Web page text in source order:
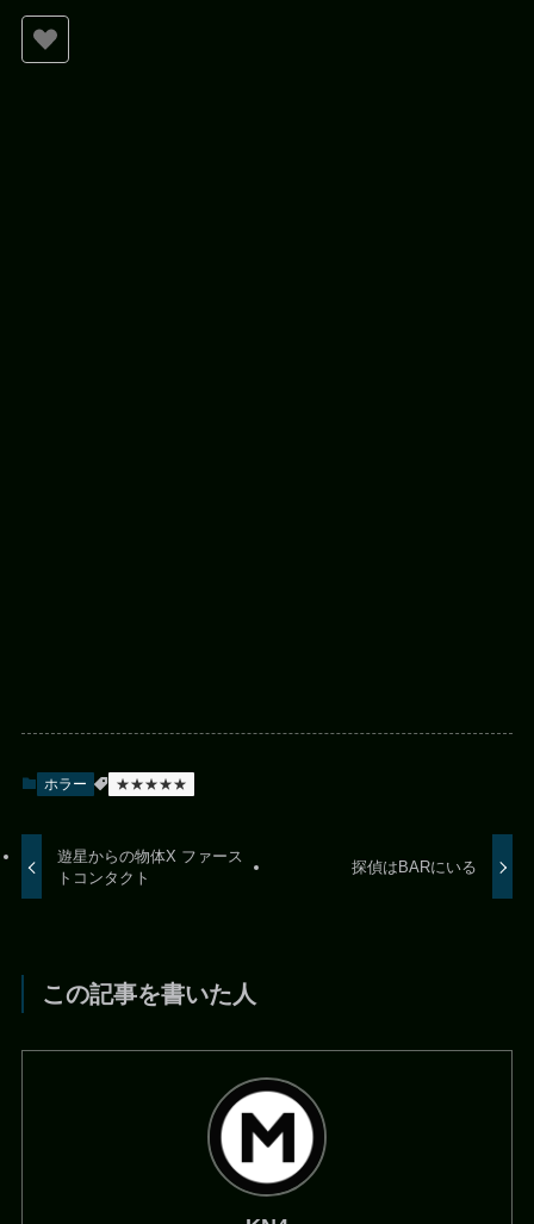
ホラー ★★★★★
遊星からの物体X ファース
トコンタクト
探偵はBARにいる
この記事を書いた人